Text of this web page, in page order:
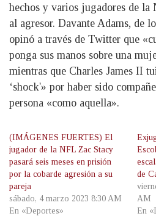
hechos y varios jugadores de la
al agresor. Davante Adams, de
opinó a través de Twitter que
ponga sus manos sobre una
mientras que Charles James II
‘shock'» por haber sido
persona «como aquella».
(IMÁGENES FUERTES) El
jugador de la NFL Zac Stacy
pasará seis meses en prisión
por la cobarde agresión a su
pareja
sábado, 4 marzo 2023 8:30 AM
En «Deportes»
de
AM
En